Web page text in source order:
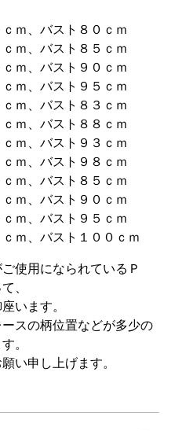
ｍ、バスト８０ｃｍ
ｍ、バスト８５ｃｍ
ｍ、バスト９０ｃｍ
ｍ、バスト９５ｃｍ
ｍ、バスト８３ｃｍ
ｍ、バスト８８ｃｍ
ｍ、バスト９３ｃｍ
ｍ、バスト９８ｃｍ
ｍ、バスト８５ｃｍ
ｍ、バスト９０ｃｍ
ｍ、バスト９５ｃｍ
ｍ、バスト１００ｃｍ
使用になられているＰ
、
います。
スの柄位置などが多少の
。
い申し上げます。